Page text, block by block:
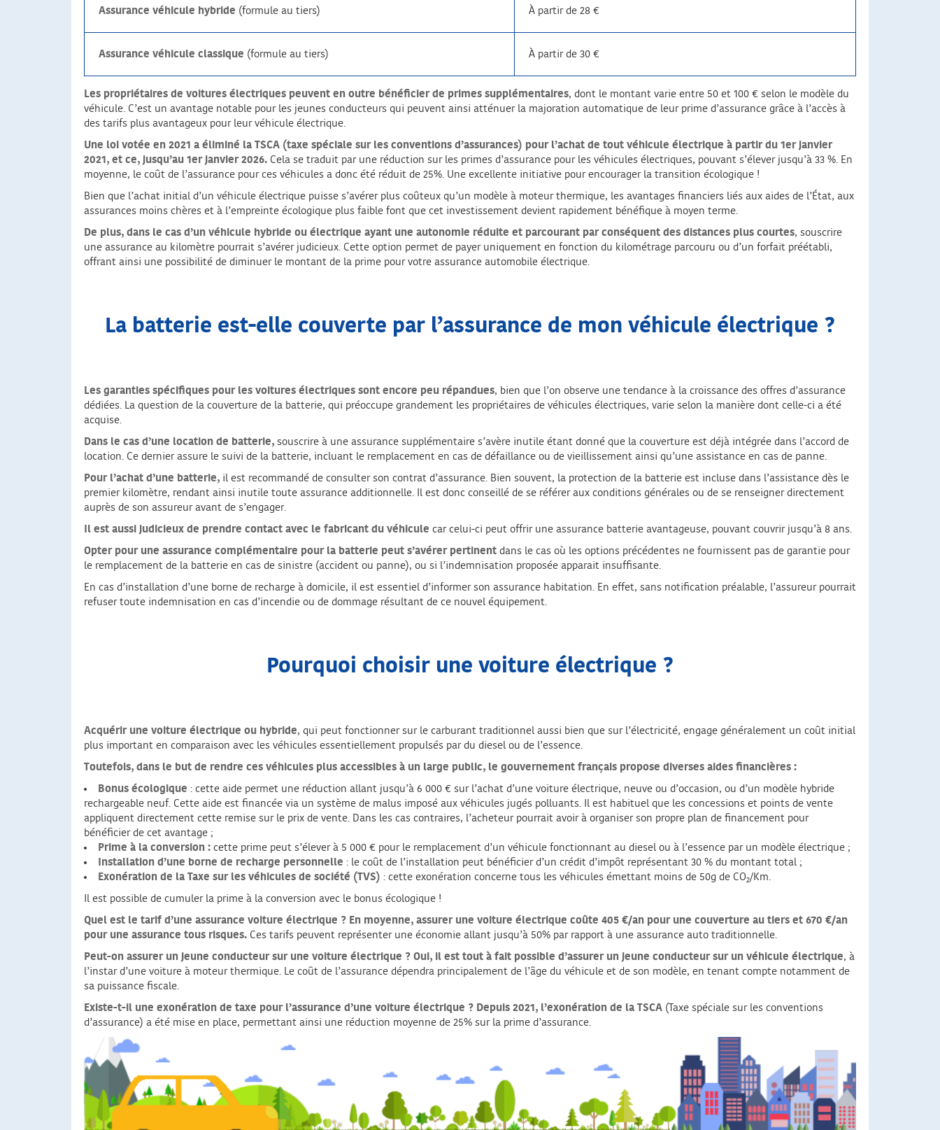
Assurance véhicule hybride (formule au tiers) À partir de 28 €
Assurance véhicule classique (formule au tiers) À partir de 30 €
Les propriétaires de voitures électriques peuvent en outre bénéficier de primes supplémentaires, dont le montant varie entre 50 et 100 € selon le modèle du
véhicule. C’est un avantage notable pour les jeunes conducteurs qui peuvent ainsi atténuer la majoration automatique de leur prime d’assurance grâce à l’accès à
des tarifs plus avantageux pour leur véhicule électrique.
Une loi votée en 2021 a éliminé la TSCA (taxe spéciale sur les conventions d’assurances) pour l’achat de tout véhicule électrique à partir du 1er janvier
2021, et ce, jusqu’au 1er janvier 2026. Cela se traduit par une réduction sur les primes d’assurance pour les véhicules électriques, pouvant s’élever jusqu’à 33 %. En
moyenne, le coût de l’assurance pour ces véhicules a donc été réduit de 25%. Une excellente initiative pour encourager la transition écologique !
Bien que l’achat initial d’un véhicule électrique puisse s’avérer plus coûteux qu’un modèle à moteur thermique, les avantages financiers liés aux aides de l’État, aux
assurances moins chères et à l’empreinte écologique plus faible font que cet investissement devient rapidement bénéfique à moyen terme.
De plus, dans le cas d’un véhicule hybride ou électrique ayant une autonomie réduite et parcourant par conséquent des distances plus courtes, souscrire
une assurance au kilomètre pourrait s’avérer judicieux. Cette option permet de payer uniquement en fonction du kilométrage parcouru ou d’un forfait préétabli,
offrant ainsi une possibilité de diminuer le montant de la prime pour votre assurance automobile électrique.
La batterie est-elle couverte par l’assurance de mon véhicule électrique ?
Les garanties spécifiques pour les voitures électriques sont encore peu répandues, bien que l’on observe une tendance à la croissance des offres d’assurance
dédiées. La question de la couverture de la batterie, qui préoccupe grandement les propriétaires de véhicules électriques, varie selon la manière dont celle-ci a été
acquise.
Dans le cas d’une location de batterie, souscrire à une assurance supplémentaire s’avère inutile étant donné que la couverture est déjà intégrée dans l’accord de
location. Ce dernier assure le suivi de la batterie, incluant le remplacement en cas de défaillance ou de vieillissement ainsi qu’une assistance en cas de panne.
Pour l’achat d’une batterie, il est recommandé de consulter son contrat d’assurance. Bien souvent, la protection de la batterie est incluse dans l’assistance dès le
premier kilomètre, rendant ainsi inutile toute assurance additionnelle. Il est donc conseillé de se référer aux conditions générales ou de se renseigner directement
auprès de son assureur avant de s’engager.
Il est aussi judicieux de prendre contact avec le fabricant du véhicule car celui-ci peut offrir une assurance batterie avantageuse, pouvant couvrir jusqu’à 8 ans.
Opter pour une assurance complémentaire pour la batterie peut s’avérer pertinent dans le cas où les options précédentes ne fournissent pas de garantie pour
le remplacement de la batterie en cas de sinistre (accident ou panne), ou si l’indemnisation proposée apparait insuffisante.
En cas d’installation d’une borne de recharge à domicile, il est essentiel d’informer son assurance habitation. En effet, sans notification préalable, l’assureur pourrait
refuser toute indemnisation en cas d’incendie ou de dommage résultant de ce nouvel équipement.
Pourquoi choisir une voiture électrique ?
Acquérir une voiture électrique ou hybride, qui peut fonctionner sur le carburant traditionnel aussi bien que sur l’électricité, engage généralement un coût initial
plus important en comparaison avec les véhicules essentiellement propulsés par du diesel ou de l’essence.
Toutefois, dans le but de rendre ces véhicules plus accessibles à un large public, le gouvernement français propose diverses aides financières :
Bonus écologique : cette aide permet une réduction allant jusqu’à 6 000 € sur l’achat d’une voiture électrique, neuve ou d’occasion, ou d’un modèle hybride
rechargeable neuf. Cette aide est financée via un système de malus imposé aux véhicules jugés polluants. Il est habituel que les concessions et points de vente
appliquent directement cette remise sur le prix de vente. Dans les cas contraires, l’acheteur pourrait avoir à organiser son propre plan de financement pour
bénéficier de cet avantage ;
Prime à la conversion : cette prime peut s’élever à 5 000 € pour le remplacement d’un véhicule fonctionnant au diesel ou à l’essence par un modèle électrique ;
Installation d’une borne de recharge personnelle : le coût de l’installation peut bénéficier d’un crédit d’impôt représentant 30 % du montant total ;
Exonération de la Taxe sur les véhicules de société (TVS) : cette exonération concerne tous les véhicules émettant moins de 50g de CO2/Km.
Il est possible de cumuler la prime à la conversion avec le bonus écologique !
Quel est le tarif d’une assurance voiture électrique ? En moyenne, assurer une voiture électrique coûte 405 €/an pour une couverture au tiers et 670 €/an
pour une assurance tous risques. Ces tarifs peuvent représenter une économie allant jusqu’à 50% par rapport à une assurance auto traditionnelle.
Peut-on assurer un jeune conducteur sur une voiture électrique ? Oui, il est tout à fait possible d’assurer un jeune conducteur sur un véhicule électrique, à
l’instar d’une voiture à moteur thermique. Le coût de l’assurance dépendra principalement de l’âge du véhicule et de son modèle, en tenant compte notamment de
sa puissance fiscale.
Existe-t-il une exonération de taxe pour l’assurance d’une voiture électrique ? Depuis 2021, l’exonération de la TSCA (Taxe spéciale sur les conventions
d’assurance) a été mise en place, permettant ainsi une réduction moyenne de 25% sur la prime d’assurance.